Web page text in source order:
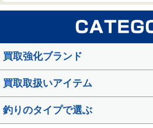
買取強化ブランド
買取取扱いアイテム
釣りのタイプで選ぶ